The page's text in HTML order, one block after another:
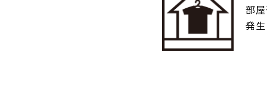
部
発